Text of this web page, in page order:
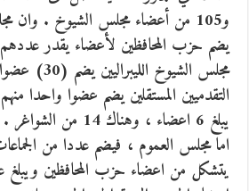
و105 من أعضاء مجلس الشيوخ . وان
مجلس الشيوخ
التقدميين المستقلين يضم عضوا واحدا
يبلغ 6 اعضاء ، وهناك 14 من الشواغر .
اما مجلس العموم ، فيضم عددا من